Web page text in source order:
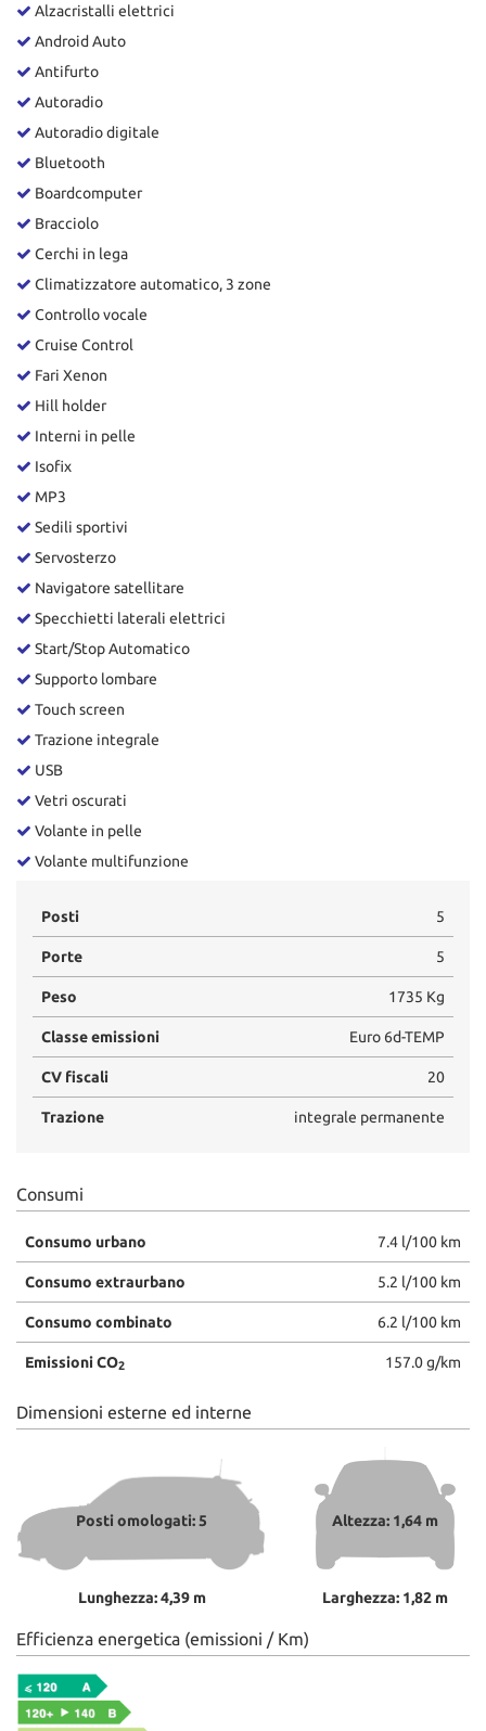
Alzacristalli elettrici
Android Auto
Antifurto
Autoradio
Autoradio digitale
Bluetooth
Boardcomputer
Bracciolo
Cerchi in lega
Climatizzatore automatico, 3 zone
Controllo vocale
Cruise Control
Fari Xenon
Hill holder
Interni in pelle
Isofix
MP3
Sedili sportivi
Servosterzo
Navigatore satellitare
Specchietti laterali elettrici
Start/Stop Automatico
Supporto lombare
Touch screen
Trazione integrale
USB
Vetri oscurati
Volante in pelle
Volante multifunzione
Posti 5
Porte 5
Peso 1735 Kg
Classe emissioni Euro 6d-TEMP
CV fiscali 20
Trazione integrale permanente
Consumi
Consumo urbano 7.4 l/100 km
Consumo extraurbano 5.2 l/100 km
Consumo combinato 6.2 l/100 km
Emissioni CO2 157.0 g/km
Dimensioni esterne ed interne
Posti omologati: 5
Lunghezza: 4,39 m
Altezza: 1,64 m
Larghezza: 1,82 m
Efficienza energetica (emissioni / Km)